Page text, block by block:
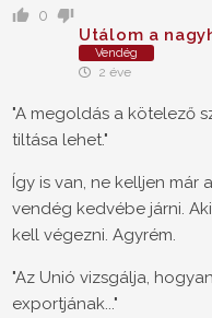
0
Utálom a
Vendég
2 éve
"A megoldás a kötelező
tiltása lehet."
Így is van, ne kelljen már
vendég kedvébe járni.
kell végezni. Agyrém.
"Az Unió vizsgálja,
exportjának..."